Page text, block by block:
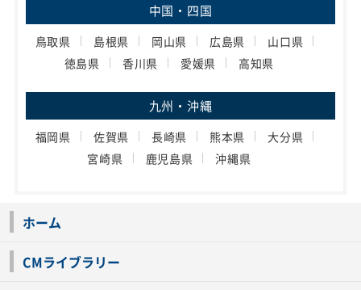
中国・四国
鳥取県 島根県 岡山県 広島県
山口県
徳島県
香川県 愛媛県 高知県
九州・沖縄
福岡県 佐賀県 長崎県 熊本県
大分県
宮崎県
鹿児島県 沖縄県
ホーム
CMライブラリー